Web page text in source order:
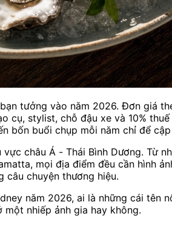
tưởng vào năm 2026. Đơn giá
stylist, chỗ đậu xe và 10%
bốn buổi chụp mỗi năm chỉ để
châu Á - Thái Bình Dương. Từ
mọi địa điểm đều cần hình
câu chuyện thương hiệu.
năm 2026, ai là những cái tên
nhiếp ảnh gia hay không.